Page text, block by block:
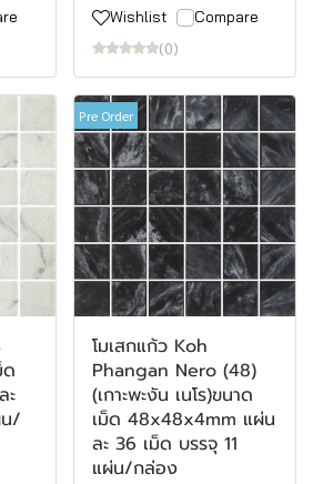
Wishlist
Compare
(0)
ด
ะ
น/
Pre Order
โมเสกแก้ว Koh
Phangan Nero (48)
(เกาะพะงัน เนโร)ขนาด
เม็ด 48x48x4mm แผ่น
ละ 36 เม็ด บรรจุ 11
แผ่น/กล่อง